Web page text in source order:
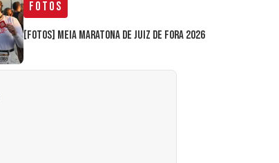
Fotos
[FOTOS] Meia Maratona de Juiz de Fora 2026